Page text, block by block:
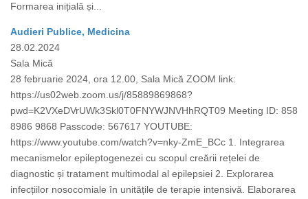
Formarea inițială și...
Audieri Publice, Medicina
28.02.2024
Sala Mică
28 februarie 2024, ora 12.00, Sala Mică ZOOM link:
https://us02web.zoom.us/j/85889869868?
pwd=K2VXeDVrUWk3Skl0T0FNYWJNVHhRQT09 Meeting ID: 858
8986 9868 Passcode: 567617 YOUTUBE:
https://www.youtube.com/watch?v=nky-ZmE_BCc 1. Integrarea
mecanismelor epileptogenezei cu scopul creării rețelei de
diagnostic și tratament multimodal al epilepsiei 2. Explorarea
infecțiilor nosocomiale în unitățile de terapie intensivă. Elaborarea